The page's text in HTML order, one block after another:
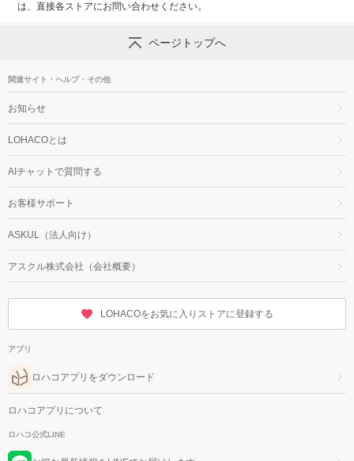
は、直接各ストアにお問い合わせください。
ページトップへ
関連サイト・ヘルプ・その他
お知らせ
LOHACOとは
AIチャットで質問する
お客様サポート
ASKUL（法人向け）
アスクル株式会社（会社概要）
LOHACOをお気に入りストアに登録する
アプリ
ロハコアプリをダウンロード
ロハコアプリについて
ロハコ公式LINE